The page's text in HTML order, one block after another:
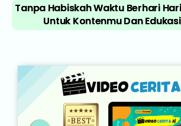
Tanpa Habiskah Waktu Berhari
Untuk Kontenmu Dan